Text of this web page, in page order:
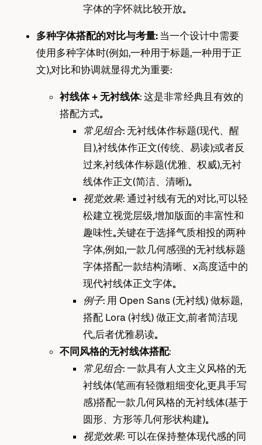
字体的字怀就比较开放。
多种字体搭配的对比与考量：当一个设计中需要
使用多种字体时（例如，一种用于标题，一种用于正
文），对比和协调就显得尤为重要：
衬线体 + 无衬线体： 这是非常经典且有效的
搭配方式。
常见组合： 无衬线体作标题（现代、醒
目），衬线体作正文（传统、易读）；或者反
过来，衬线体作标题（优雅、权威），无衬
线体作正文（简洁、清晰）。
视觉效果： 通过衬线有无的对比，可以轻
松建立视觉层级，增加版面的丰富性和
趣味性。关键在于选择气质相投的两种
字体，例如，一款几何感强的无衬线标题
字体搭配一款结构清晰、x高度适中的
现代衬线体正文字体。
例子： 用 Open Sans (无衬线) 做标题，
搭配 Lora (衬线) 做正文，前者简洁现
代，后者优雅易读。
不同风格的无衬线体搭配：
常见组合： 一款具有人文主义风格的无
衬线体（笔画有轻微粗细变化，更具手写
感）搭配一款几何风格的无衬线体（基于
圆形、方形等几何形状构建）。
视觉效果： 可以在保持整体现代感的同